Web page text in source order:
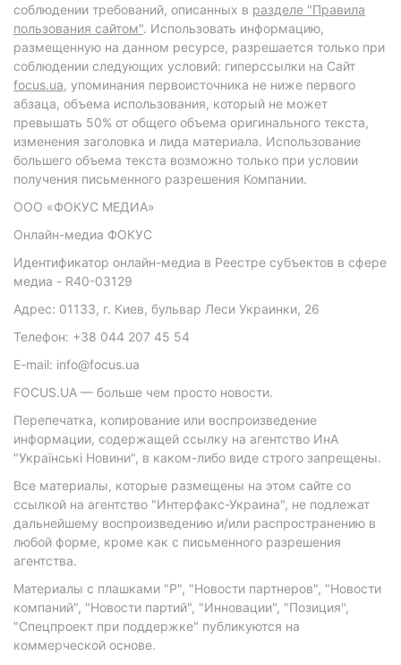
соблюдении требований, описанных в разделе "Правила
пользования сайтом". Использовать информацию,
размещенную на данном ресурсе, разрешается только при
соблюдении следующих условий: гиперссылки на Сайт
focus.ua, упоминания первоисточника не ниже первого
абзаца, объема использования, который не может
превышать 50% от общего объема оригинального текста,
изменения заголовка и лида материала. Использование
большего объема текста возможно только при условии
получения письменного разрешения Компании.
ООО «ФОКУС МЕДИА»
Онлайн-медиа ФОКУС
Идентификатор онлайн-медиа в Реестре субъектов в сфере
медиа - R40-03129
Адрес: 01133, г. Киев, бульвар Леси Украинки, 26
Телефон: +38 044 207 45 54
E-mail: info@focus.ua
FOCUS.UA — больше чем просто новости.
Перепечатка, копирование или воспроизведение
информации, содержащей ссылку на агентство ИнА
"Українські Новини", в каком-либо виде строго запрещены.
Все материалы, которые размещены на этом сайте со
ссылкой на агентство "Интерфакс-Украина", не подлежат
дальнейшему воспроизведению и/или распространению в
любой форме, кроме как с письменного разрешения
агентства.
Материалы с плашками "Р", "Новости партнеров", "Новости
компаний", "Новости партий", "Инновации", "Позиция",
"Спецпроект при поддержке" публикуются на
коммерческой основе.